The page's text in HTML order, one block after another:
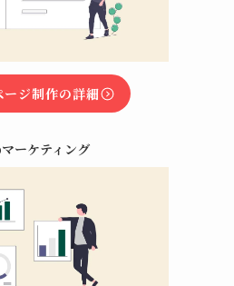
ージ制作の詳細
ーケティング